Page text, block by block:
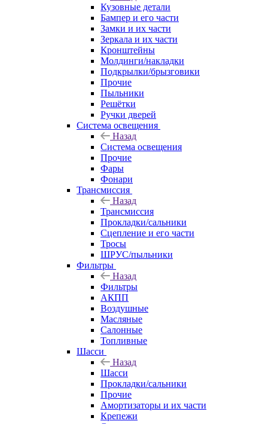
Кузовные детали
Бампер и его части
Замки и их части
Зеркала и их части
Кронштейны
Молдинги/накладки
Подкрылки/брызговики
Прочие
Пыльники
Решётки
Ручки дверей
Система освещения
Назад
Система освещения
Прочие
Фары
Фонари
Трансмиссия
Назад
Трансмиссия
Прокладки/сальники
Сцепление и его части
Тросы
ШРУС/пыльники
Фильтры
Назад
Фильтры
АКПП
Воздушные
Масляные
Салонные
Топливные
Шасси
Назад
Шасси
Прокладки/сальники
Прочие
Амортизаторы и их части
Крепежи